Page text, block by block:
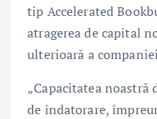
tip Accelerated
atragerea de capital
ulterioară a
„Capacitatea noastră
de îndatorare,